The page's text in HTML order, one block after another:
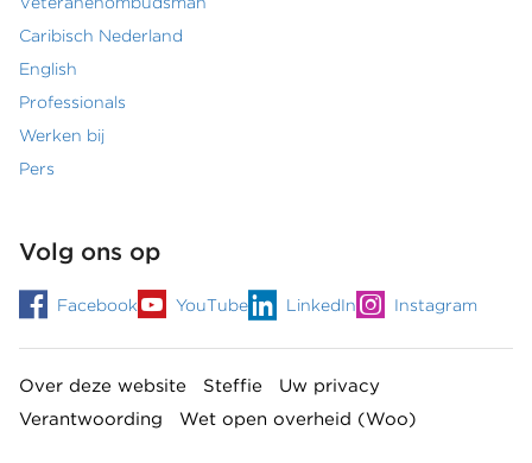
secundair
menu
Caribisch Nederland
English
Professionals
Werken bij
Pers
Volg ons op
Facebook YouTube LinkedIn Instagram
Footermenu
Over deze website Steffie
Uw privacy
Verantwoording
Wet open overheid (Woo)